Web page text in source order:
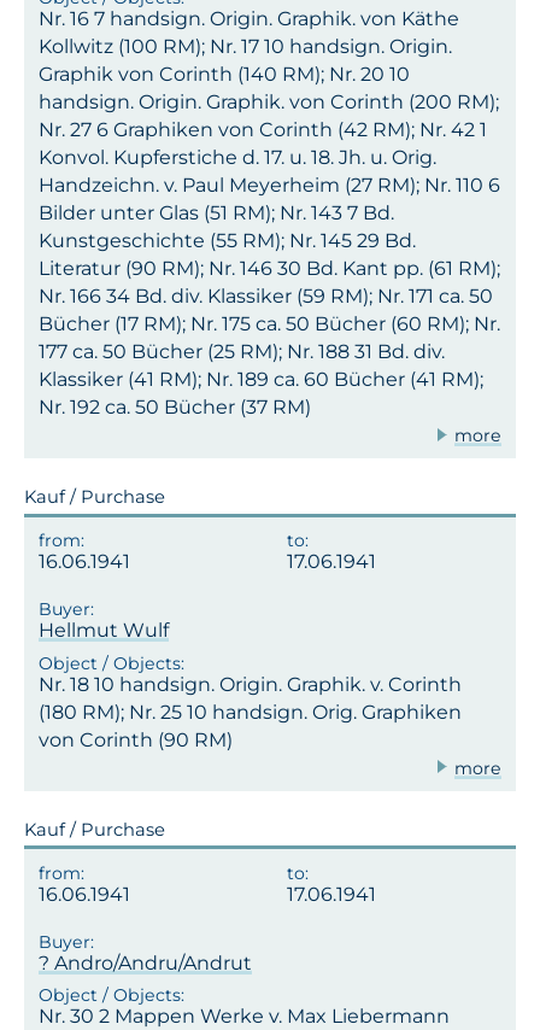
Nr. 16 7 handsign. Origin. Graphik. von Käthe
Kollwitz (100 RM); Nr. 17 10 handsign. Origin.
Graphik von Corinth (140 RM); Nr. 20 10
handsign. Origin. Graphik. von Corinth (200 RM);
Nr. 27 6 Graphiken von Corinth (42 RM); Nr. 42 1
Konvol. Kupferstiche d. 17. u. 18. Jh. u. Orig.
Handzeichn. v. Paul Meyerheim (27 RM); Nr. 110 6
Bilder unter Glas (51 RM); Nr. 143 7 Bd.
Kunstgeschichte (55 RM); Nr. 145 29 Bd.
Literatur (90 RM); Nr. 146 30 Bd. Kant pp. (61 RM);
Nr. 166 34 Bd. div. Klassiker (59 RM); Nr. 171 ca. 50
Bücher (17 RM); Nr. 175 ca. 50 Bücher (60 RM); Nr.
177 ca. 50 Bücher (25 RM); Nr. 188 31 Bd. div.
Klassiker (41 RM); Nr. 189 ca. 60 Bücher (41 RM);
Nr. 192 ca. 50 Bücher (37 RM)
more
Kauf / Purchase
16.06.1941 17.06.1941
Hellmut Wulf
Nr. 18 10 handsign. Origin. Graphik. v. Corinth
(180 RM); Nr. 25 10 handsign. Orig. Graphiken
von Corinth (90 RM)
more
Kauf / Purchase
16.06.1941 17.06.1941
? Andro/Andru/Andrut
Nr. 30 2 Mappen Werke v. Max Liebermann